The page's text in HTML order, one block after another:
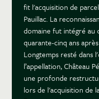
fit l'acquisition de
Pauillac. La
domaine fut intégré au
quarante-cinq ans
Longtemps resté dans
l’appellation, Château
une profonde
lors de l'acquisition de